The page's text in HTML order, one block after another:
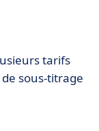
tarifs
sous-titrage